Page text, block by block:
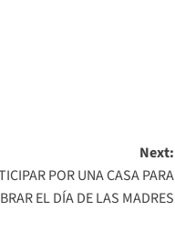
Next:
POR UNA CASA PARA
EL DÍA DE LAS MADRES